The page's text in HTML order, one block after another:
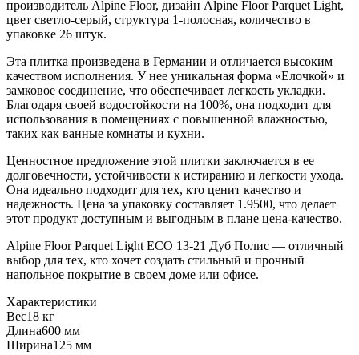
производитель Alpine Floor, дизайн Alpine Floor Parquet Light,
цвет светло-серый, структура 1-полосная, количество в
упаковке 26 штук.
Эта плитка произведена в Германии и отличается высоким
качеством исполнения. У нее уникальная форма «Елочкой» и
замковое соединение, что обеспечивает легкость укладки.
Благодаря своей водостойкости на 100%, она подходит для
использования в помещениях с повышенной влажностью,
таких как ванные комнаты и кухни.
Ценностное предложение этой плитки заключается в ее
долговечности, устойчивости к истиранию и легкости ухода.
Она идеально подходит для тех, кто ценит качество и
надежность. Цена за упаковку составляет 1.9500, что делает
этот продукт доступным и выгодным в плане цена-качество.
Alpine Floor Parquet Light ECO 13-21 Дуб Полис — отличный
выбор для тех, кто хочет создать стильный и прочный
напольное покрытие в своем доме или офисе.
Характеристики
Вес18 кг
Длина600 мм
Ширина125 мм